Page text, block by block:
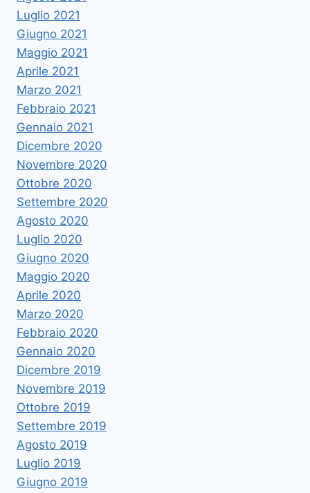
Luglio 2021
Giugno 2021
Maggio 2021
Aprile 2021
Marzo 2021
Febbraio 2021
Gennaio 2021
Dicembre 2020
Novembre 2020
Ottobre 2020
Settembre 2020
Agosto 2020
Luglio 2020
Giugno 2020
Maggio 2020
Aprile 2020
Marzo 2020
Febbraio 2020
Gennaio 2020
Dicembre 2019
Novembre 2019
Ottobre 2019
Settembre 2019
Agosto 2019
Luglio 2019
Giugno 2019